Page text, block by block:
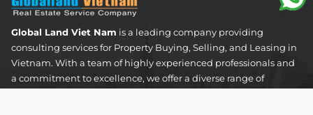
Global Land Viet Nam is a leading company providing
consulting services for Property Buying, Selling, and Leasing in
Vietnam. With a team of highly experienced professionals and
a commitment to excellence, we offer a diverse range of